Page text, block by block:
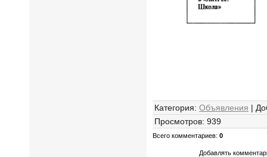
Категория: Объявления |
Просмотров: 939
Всего комментариев: 0
Добавлять